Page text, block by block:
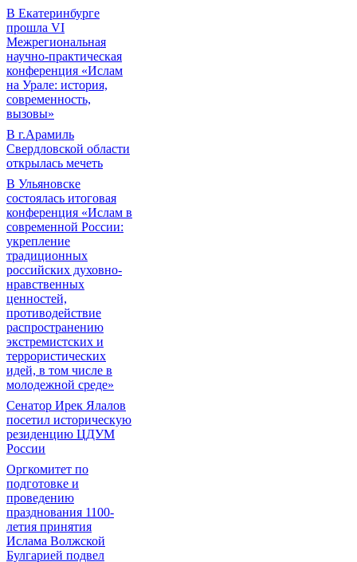
В Екатеринбурге
прошла VI
Межрегиональная
научно-практическая
конференция «Ислам
на Урале: история,
современность,
вызовы»
В г.Арамиль
Свердловской области
открылась мечеть
В Ульяновске
состоялась итоговая
конференция «Ислам в
современной России:
укрепление
традиционных
российских духовно-
нравственных
ценностей,
противодействие
распространению
экстремистских и
террористических
идей, в том числе в
молодежной среде»
Сенатор Ирек Ялалов
посетил историческую
резиденцию ЦДУМ
России
Оргкомитет по
подготовке и
проведению
празднования 1100-
летия принятия
Ислама Волжской
Булгарией подвел